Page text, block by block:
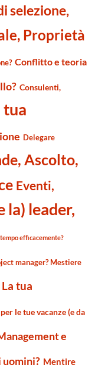
selezione,
Proprietà
Conflitto e teoria
Consulenti,
tua
Delegare
Ascolto,
Eventi,
la) leader,
efficacemente?
manager? Mestiere
La tua
le tue vacanze (e da
e
uomini? Mentire